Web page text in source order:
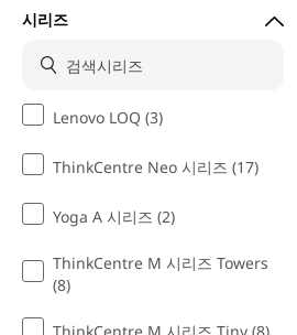
시리즈
Lenovo LOQ (3)
ThinkCentre Neo 시리즈 (17)
Yoga A 시리즈 (2)
ThinkCentre M 시리즈 Towers
(8)
ThinkCentre M 시리즈 Tiny (8)